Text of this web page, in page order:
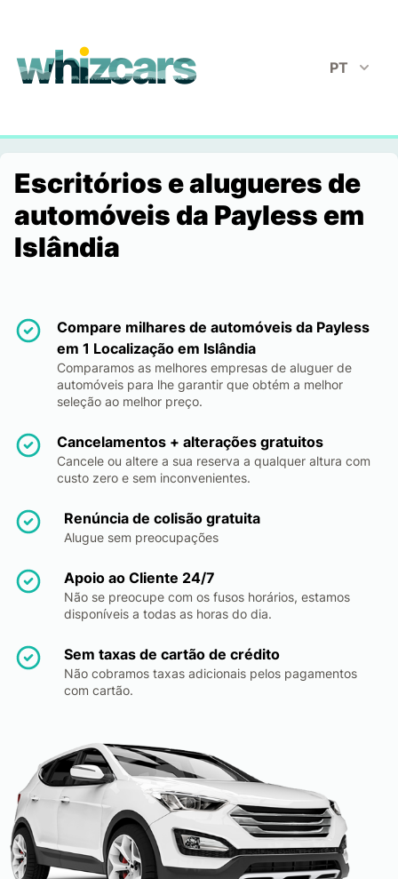
whizcars.com
PT
Escritórios e alugueres de
automóveis da Payless em
Islândia
Compare milhares de automóveis da Payless
em 1 Localização em Islândia
Comparamos as melhores empresas de aluguer de
automóveis para lhe garantir que obtém a melhor
seleção ao melhor preço.
Cancelamentos + alterações gratuitos
Cancele ou altere a sua reserva a qualquer altura com
custo zero e sem inconvenientes.
Renúncia de colisão gratuita
Alugue sem preocupações
Apoio ao Cliente 24/7
Não se preocupe com os fusos horários, estamos
disponíveis a todas as horas do dia.
Sem taxas de cartão de crédito
Não cobramos taxas adicionais pelos pagamentos
com cartão.